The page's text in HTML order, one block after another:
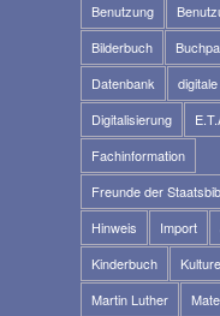
Benutzung
Bilderbuch
Datenbank
Digitalisierung
Fachinformation
Freunde der
Hinweis
Import
Kinderbuch
Martin Luther